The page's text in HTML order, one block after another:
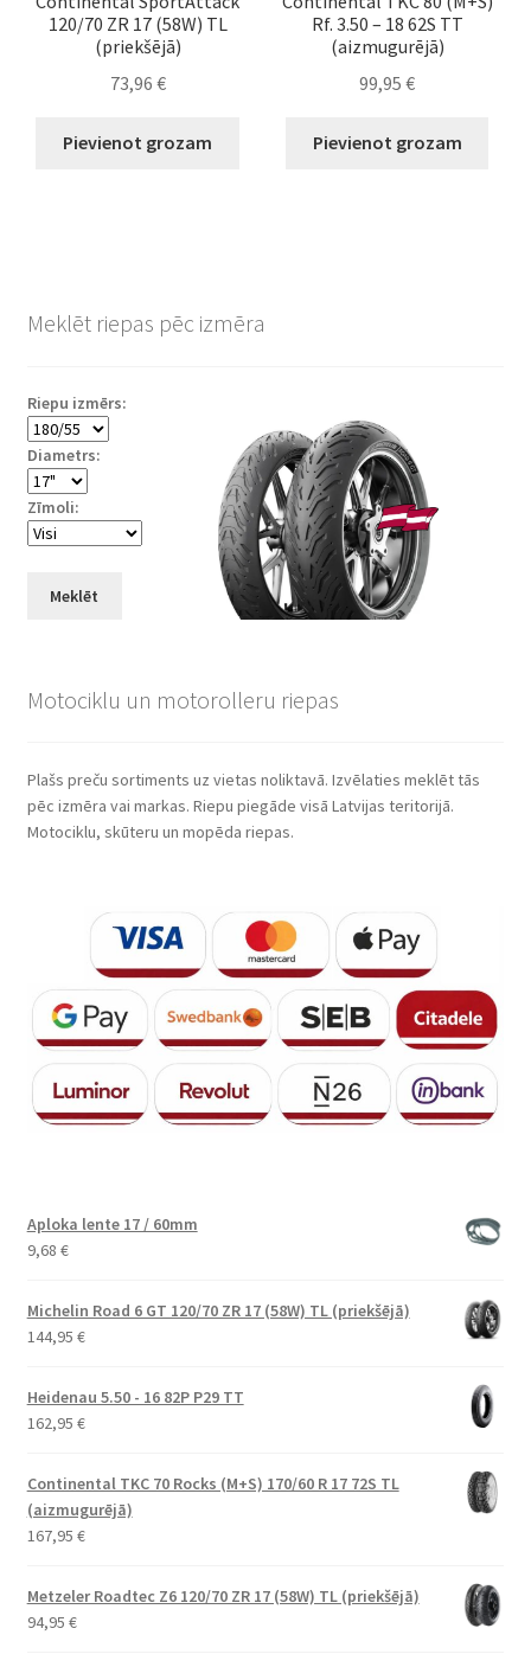
120/70 ZR 17 (58W) TL
(priekšējā)
73,96 €
Pievienot grozam
Rf. 3.50 – 18 62S TT
(aizmugurējā)
99,95€
Pievienot grozam
Meklēt riepas pēc izmēra
Riepu izmērs:
Diametrs:
Zīmoli:
Meklēt
Motociklu un motorolleru riepas
Plašs preču sortiments uz vietas noliktavā. Izvēlaties meklēt tās
pēc izmēra vai markas. Riepu piegāde visā Latvijas teritorijā.
Motociklu, skūteru un mopēda riepas.
Aploka lente 17 / 60mm
9,68 €
Michelin Road 6 GT 120/70 ZR 17 (58W) TL (priekšējā)
144,95 €
Heidenau 5.50 - 16 82P P29 TT
162,95 €
Continental TKC 70 Rocks (M+S) 170/60 R 17 72S TL
(aizmugurējā)
167,95 €
Metzeler Roadtec Z6 120/70 ZR 17 (58W) TL (priekšējā)
94,95 €